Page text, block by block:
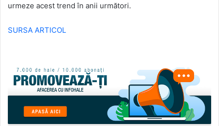
urmeze acest trend în anii următori.
SURSA ARTICOL